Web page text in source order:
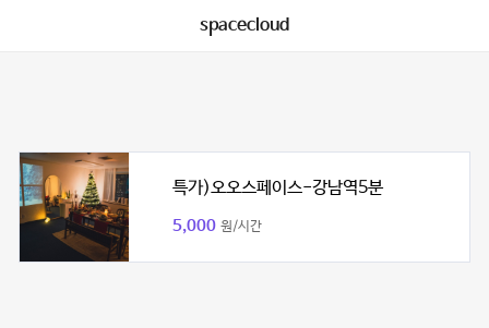
spacecloud
특가)오오스페이스-강남역5분
5,000 원/시간